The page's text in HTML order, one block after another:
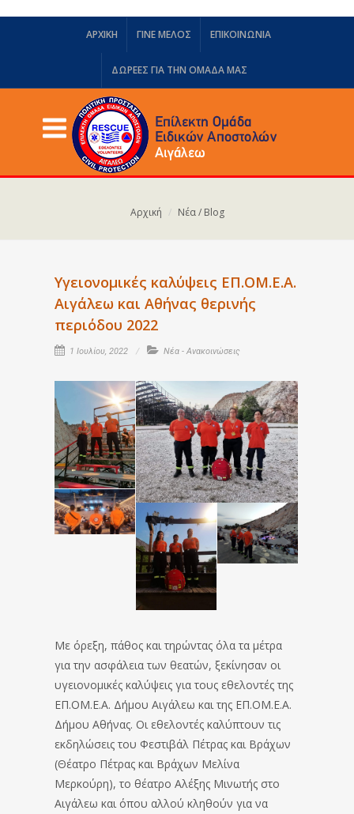
ΑΡΧΙΚΗ ΓΙΝΕ ΜΕΛΟΣ ΕΠΙΚΟΙΝΩΝΙΑ
ΔΩΡΕΈΣ ΓΙΑ ΤΗΝ ΟΜΆΔΑ ΜΑΣ
Αρχική Νέα / Blog
Υγειονομικές καλύψεις ΕΠ.ΟΜ.Ε.Α.
Αιγάλεω και Αθήνας θερινής
περιόδου 2022
1 Ιουλίου, 2022 Νέα - Ανακοινώσεις
Με όρεξη, πάθος και τηρώντας όλα τα μέτρα
για την ασφάλεια των θεατών, ξεκίνησαν οι
υγειονομικές καλύψεις για τους εθελοντές της
ΕΠ.ΟΜ.Ε.Α. Δήμου Αιγάλεω και της ΕΠ.ΟΜ.Ε.Α.
Δήμου Αθήνας. Οι εθελοντές καλύπτουν τις
εκδηλώσεις του Φεστιβάλ Πέτρας και Βράχων
(Θέατρο Πέτρας και Βράχων Μελίνα
Μερκούρη), το θέατρο Αλέξης Μινωτής στο
Αιγάλεω και όπου αλλού κληθούν για να